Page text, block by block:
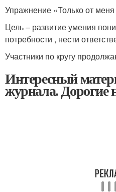
Упражнение «Только от
Цель – развитие умения
потребности , нести
Участники по кругу
Интересный
журнала. Дорогие